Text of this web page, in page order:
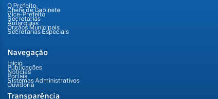
O Prefeito
Chefe de Gabinete
Vice-Prefeito
Secretarias
Autarquias
Órgãos Municipais
Secretarias Especiais
Navegação
Início
Publicações
Notícias
Portais
Sistemas Administrativos
Ouvidoria
Transparência